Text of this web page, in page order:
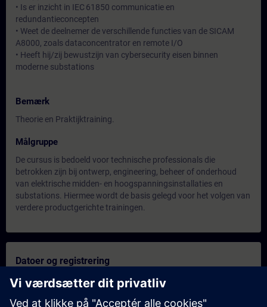
• Is er inzicht in IEC 61850 communicatie en
redundantieconcepten
• Weet de deelnemer de verschillende functies van de SICAM
A8000, zoals dataconcentrator en remote I/O
• Heeft hij/zij bewustzijn van cybersecurity eisen binnen
moderne substations
Bemærk
Theorie en Praktijktraining.
Målgruppe
De cursus is bedoeld voor technische professionals die
betrokken zijn bij ontwerp, engineering, beheer of onderhoud
van elektrische midden- en hoogspanningsinstallaties en
substations. Hiermee wordt de basis gelegd voor het volgen van
verdere productgerichte trainingen.
Datoer og registrering
Der er i øjeblikket ingen tilgængelige kurser
Sæt dig selv på forespørgselslisten og modtag en besked, så
snart nye datoer er tilgængelige